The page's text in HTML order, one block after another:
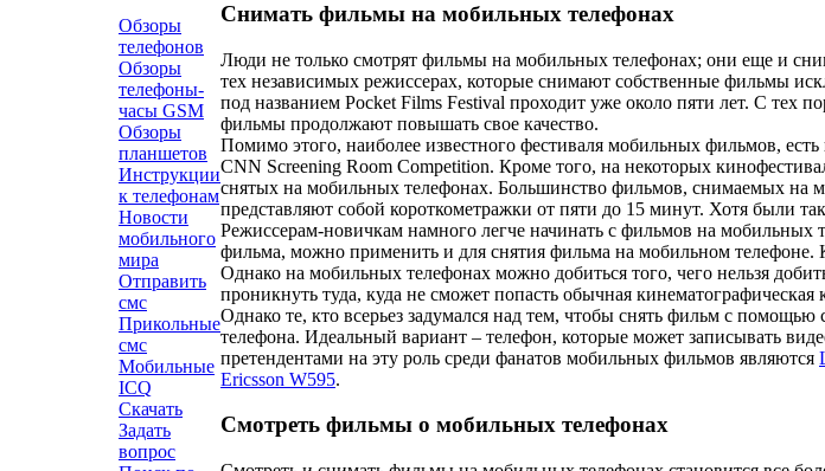
Обзоры
телефонов
Обзоры
телефоны-
часы GSM
Обзоры
планшетов
Инструкции
к телефонам
Новости
мобильного
мира
Отправить
смс
Прикольные
смс
Мобильные
ICQ
Скачать
Задать
вопрос
Снимать фильмы на мобильных телефонах
Люди не только смотрят фильмы на мобильных телефонах; они еще и
тех независимых режиссерах, которые снимают собственные фильмы
под названием Pocket Films Festival проходит уже около пяти лет. С тех
фильмы продолжают повышать свое качество.
Помимо этого, наиболее известного фестиваля мобильных фильмов,
CNN Screening Room Competition. Кроме того, на некоторых
снятых на мобильных телефонах. Большинство фильмов, снимаемых на
представляют собой короткометражки от пяти до 15 минут. Хотя были
Режиссерам-новичкам намного легче начинать с фильмов на
фильма, можно применить и для снятия фильма на мобильном
Однако на мобильных телефонах можно добиться того, чего нельзя
проникнуть туда, куда не сможет попасть обычная кинематографическая
Однако те, кто всерьез задумался над тем, чтобы снять фильм с
телефона. Идеальный вариант – телефон, которые может записывать
претендентами на эту роль среди фанатов мобильных фильмов являются
Ericsson W595.
Смотреть фильмы о мобильных телефонах